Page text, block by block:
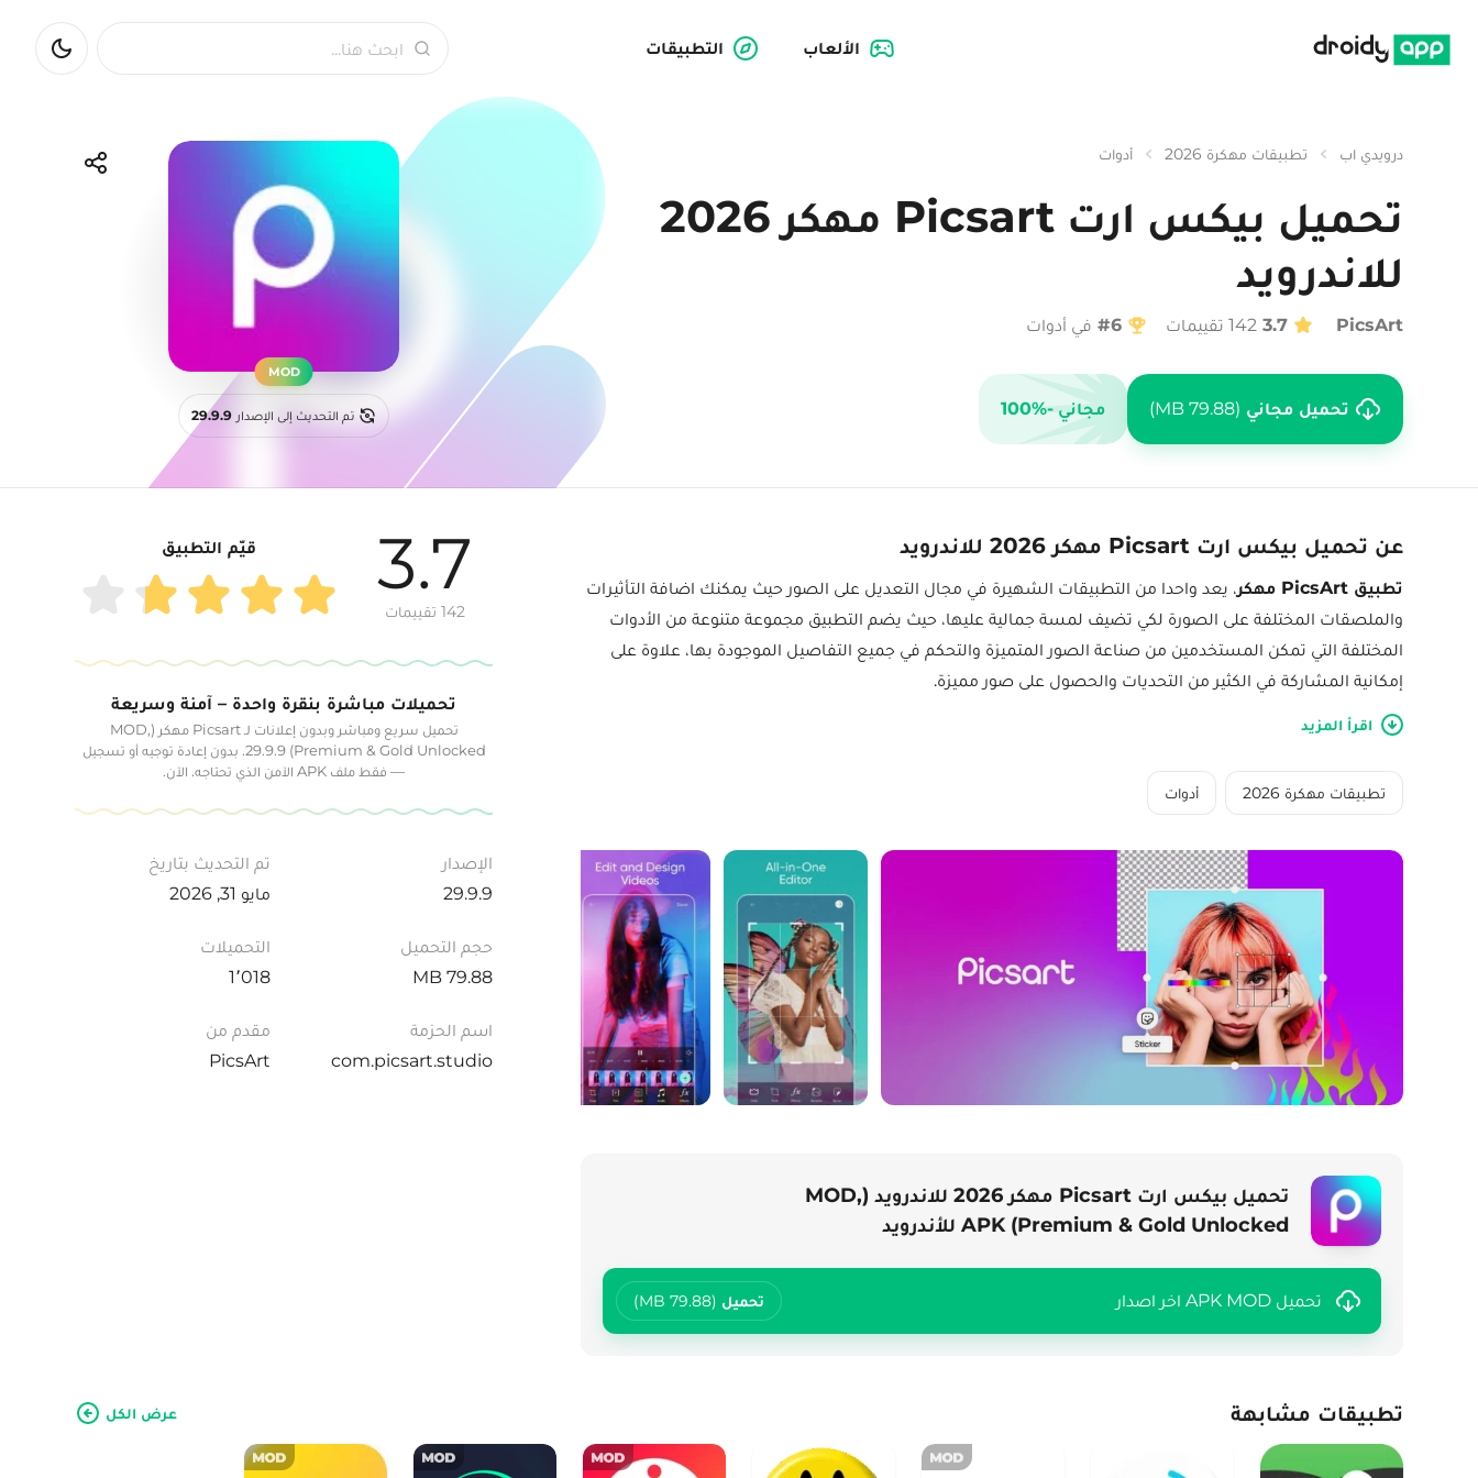
درويدي اب الألعاب
التطبيقات
درويدي اب تطبيقات مهكرة 2026 أدوات مشاركة
Telegram
MOD
تم التحديث إلى الإصدار 29.9.9
تحميل بيكس ارت Picsart مهكر 2026
للاندرويد
PicsArt
تحميل مجاني 79.88 MB مجاني -100%
3.7 142 تقييمات #6 في أدوات
عن تحميل بيكس ارت Picsart مهكر 2026 للاندرويد
تطبيق PicsArt مهكر
، يعد واحدا من التطبيقات الشهيرة في مجال التعديل على الصور حيث يمكنك اضافة التأثيرات
والملصقات المختلفة على الصورة لكي تضيف لمسة جمالية عليها، حيث يضم التطبيق مجموعة متنوعة من الأدوات
المختلفة التي تمكن المستخدمين من صناعة الصور المتميزة والتحكم في جميع التفاصيل الموجودة بها، علاوة على
إمكانية المشاركة في الكثير من التحديات والحصول على صور مميزة.
اقرأ المزيد
تطبيقات مهكرة 2026 أدوات
تحميل بيكس ارت Picsart مهكر 2026 للاندرويد (MOD,
Premium & Gold Unlocked) APK للأندرويد
تحميل APK MOD اخر اصدار تحميل 79.88 MB
3.7
142 تقييمات
قيّم التطبيق
تحميلات مباشرة بنقرة واحدة – آمنة وسريعة
تحميل سريع ومباشر وبدون إعلانات لـ Picsart مهكر (MOD,
Premium & Gold Unlocked) 29.9.9. بدون إعادة توجيه أو تسجيل
— فقط ملف APK الآمن الذي تحتاجه، الآن.
الإصدار
29.9.9
تم التحديث بتاريخ
مايو 31, 2026
حجم التحميل
79.88 MB
التحميلات
1٬018
اسم الحزمة
com.picsart.studio
مقدم من
PicsArt
تطبيقات مشابهة عرض الكل